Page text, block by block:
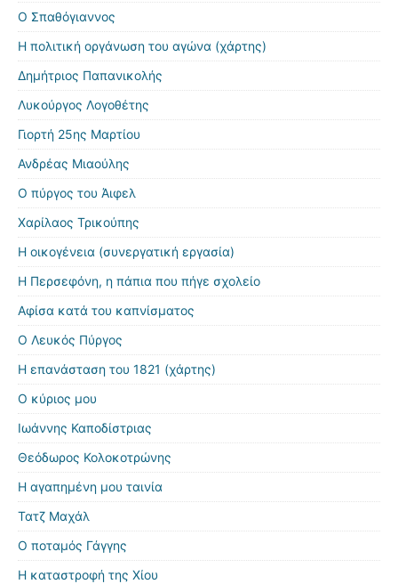
Ο Σπαθόγιαννος
Η πολιτική οργάνωση του αγώνα (χάρτης)
Δημήτριος Παπανικολής
Λυκούργος Λογοθέτης
Γιορτή 25ης Μαρτίου
Ανδρέας Μιαούλης
Ο πύργος του Άιφελ
Χαρίλαος Τρικούπης
Η οικογένεια (συνεργατική εργασία)
Η Περσεφόνη, η πάπια που πήγε σχολείο
Αφίσα κατά του καπνίσματος
Ο Λευκός Πύργος
Η επανάσταση του 1821 (χάρτης)
Ο κύριος μου
Ιωάννης Καποδίστριας
Θεόδωρος Κολοκοτρώνης
Η αγαπημένη μου ταινία
Τατζ Μαχάλ
Ο ποταμός Γάγγης
Η καταστροφή της Χίου